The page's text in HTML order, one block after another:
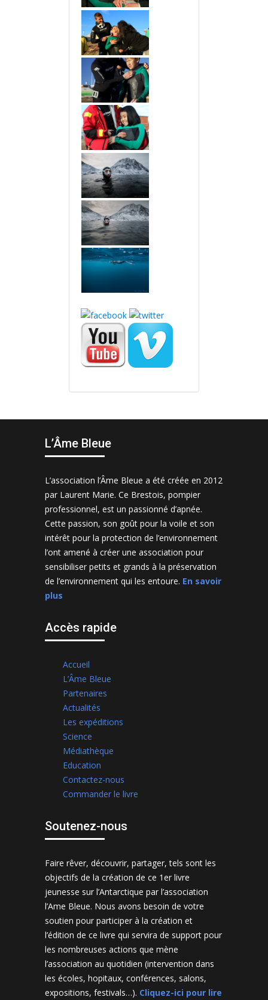
L’Âme Bleue
L’association l’Âme Bleue a été créée en 2012
par Laurent Marie. Ce Brestois, pompier
professionnel, est un passionné d’apnée.
Cette passion, son goût pour la voile et son
intérêt pour la protection de l’environnement
l’ont amené à créer une association pour
sensibiliser petits et grands à la préservation
de l’environnement qui les entoure. En savoir
plus
Accès rapide
Accueil
L’Âme Bleue
Partenaires
Actualités
Les expéditions
Science
Médiathèque
Education
Contactez-nous
Commander le livre
Soutenez-nous
Faire rêver, découvrir, partager, tels sont les
objectifs de la création de ce 1er livre
jeunesse sur l’Antarctique par l’association
l’Ame Bleue. Nous avons besoin de votre
soutien pour participer à la création et
l’édition de ce livre qui servira de support pour
les nombreuses actions que mène
l’association au quotidien (intervention dans
les écoles, hopitaux, conférences, salons,
expositions, festivals…). Cliquez-ici pour lire